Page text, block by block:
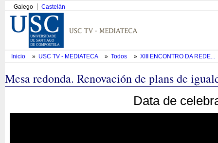
Galego Castelán
Inicio » USC TV - MEDIATECA » Todos » XIII ENCONTRO DA REDE...
Mesa redonda. Renovación de plans de
Data de